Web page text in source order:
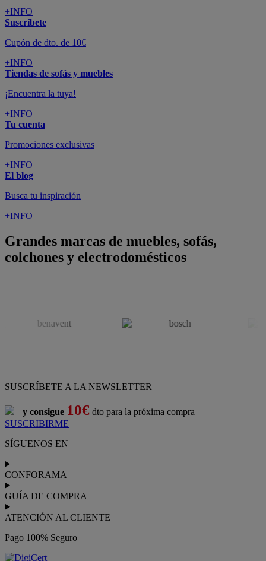
+INFO
Suscríbete
Cupón de dto. de 10€
+INFO
Tiendas de sofás y muebles
¡Encuentra la tuya!
+INFO
Tu cuenta
Promociones exclusivas
+INFO
El blog
Busca tu inspiración
+INFO
Grandes marcas de muebles, sofás,
colchones y electrodomésticos
SUSCRÍBETE A LA NEWSLETTER
y consigue 10€ dto para la próxima compra
SUSCRIBIRME
SÍGUENOS EN
CONFORAMA
GUÍA DE COMPRA
ATENCIÓN AL CLIENTE
Pago 100% Seguro